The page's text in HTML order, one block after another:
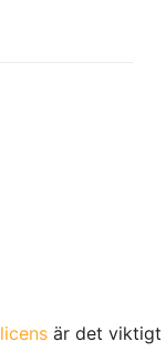
är det viktigt